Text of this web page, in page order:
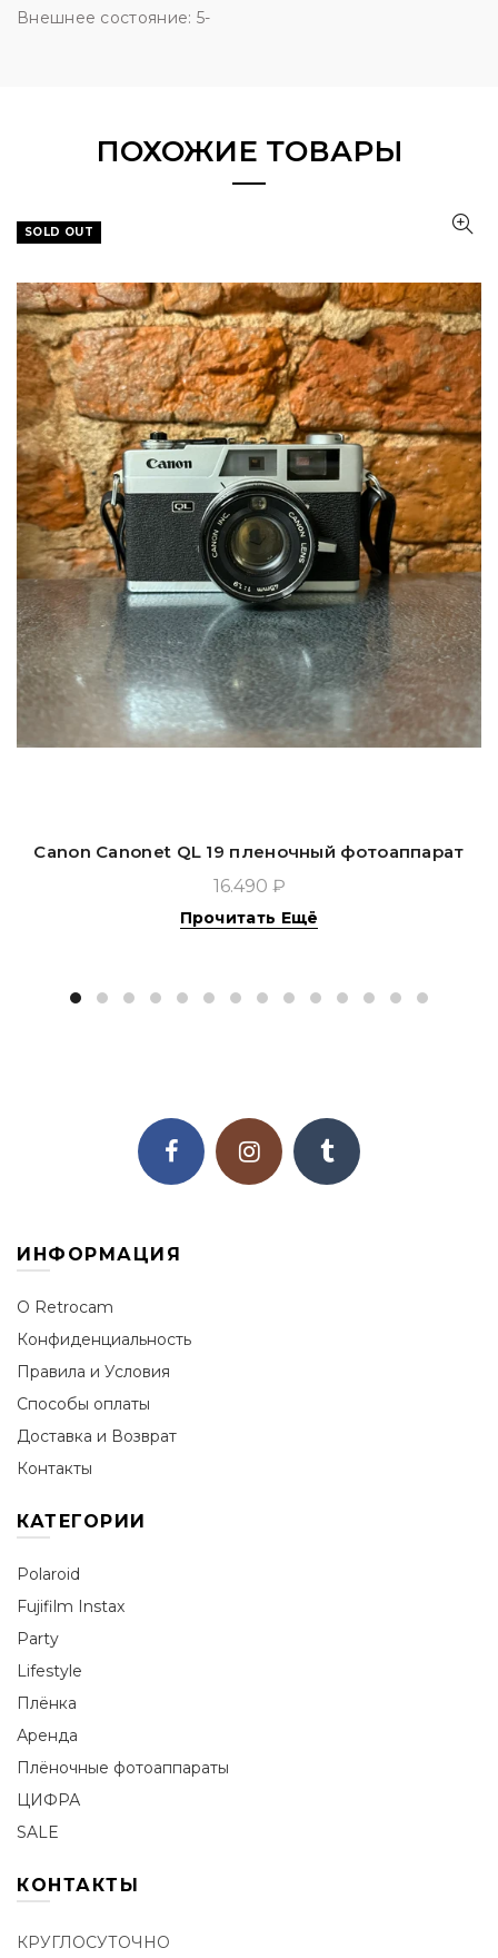
Внешнее состояние: 5-
ПОХОЖИЕ ТОВАРЫ
SOLD OUT
Canon Canonet QL 19 пленочный фотоаппарат
16.490 ₽
Прочитать Ещё
ИНФОРМАЦИЯ
О Retrocam
Конфиденциальность
Правила и Условия
Способы оплаты
Доставка и Возврат
Контакты
КАТЕГОРИИ
Polaroid
Fujifilm Instax
Party
Lifestyle
Плёнка
Аренда
Плёночные фотоаппараты
ЦИФРА
SALE
КОНТАКТЫ
КРУГЛОСУТОЧНО